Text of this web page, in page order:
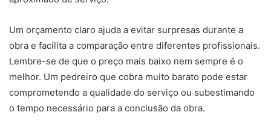
Um orçamento claro ajuda a evitar surpresas durante a
obra e facilita a comparação entre diferentes profissionais.
Lembre-se de que o preço mais baixo nem sempre é o
melhor. Um pedreiro que cobra muito barato pode estar
comprometendo a qualidade do serviço ou subestimando
o tempo necessário para a conclusão da obra.